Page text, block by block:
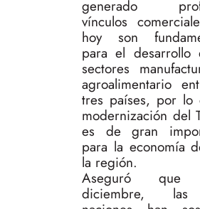
generado
vínculos
hoy son
para el desarrollo
sectores
agroalimentario
tres países, por lo
modernización del
es de gran
para la economía
la región.
Aseguró que
diciembre,